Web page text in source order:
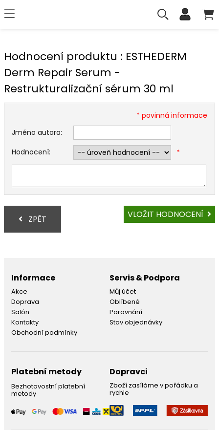
Hodnocení produktu : ESTHEDERM
Derm Repair Serum -
Restrukturalizační sérum 30 ml
* povinná informace
Jméno autora:
Hodnocení:
*
VLOŽIT HODNOCENÍ
ZPĚT
Informace
Akce
Doprava
Salón
Kontakty
Obchodní podmínky
Servis & Podpora
Můj účet
Oblíbené
Porovnání
Stav objednávky
Platební metody
Bezhotovostní platební
metody
Dopravci
Zboží zasíláme v pořádku a
rychle